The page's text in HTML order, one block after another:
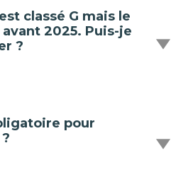
classé G mais le
2025. Puis-je
?
pour